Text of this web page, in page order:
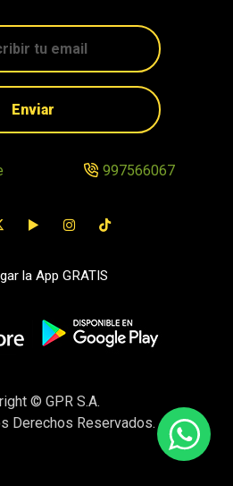
Enviar
997566067
la App GRATIS
© GPR S.A.
Derechos Reservados.